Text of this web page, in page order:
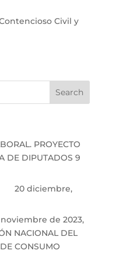
Civil y
PROYECTO
DE DIPUTADOS 9
20 diciembre,
de 2023,
NACIONAL DEL
CONSUMO